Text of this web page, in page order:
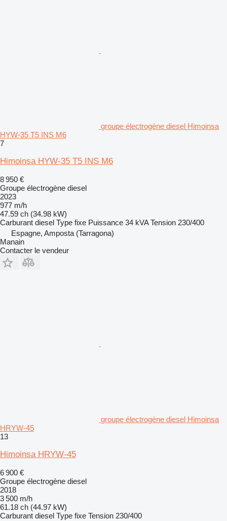
groupe électrogène diesel Himoinsa
HYW-35 T5 INS M6
7
Himoinsa HYW-35 T5 INS M6
8 950 €
Groupe électrogène diesel
2023
977 m/h
47.59 ch (34.98 kW)
Carburant diesel Type fixe Puissance 34 kVA Tension 230/400
Espagne, Amposta (Tarragona)
Manain
Contacter le vendeur
groupe électrogène diesel Himoinsa
HRYW-45
13
Himoinsa HRYW-45
6 900 €
Groupe électrogène diesel
2018
3 500 m/h
61.18 ch (44.97 kW)
Carburant diesel Type fixe Tension 230/400